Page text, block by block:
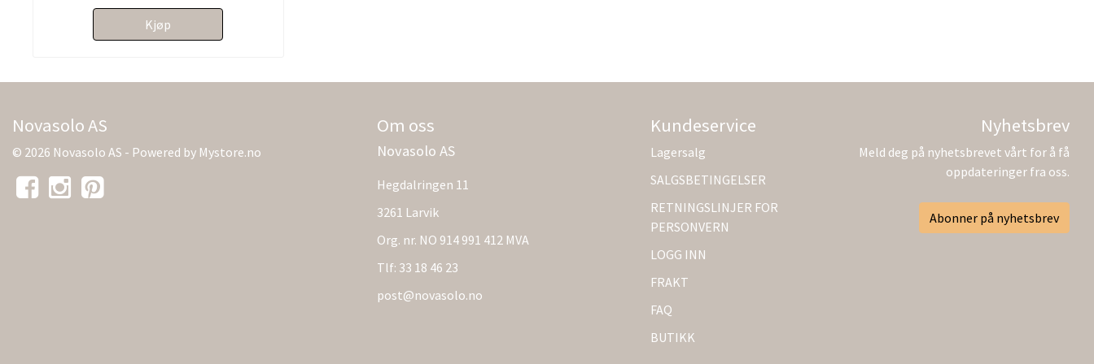
Kjøp
Novasolo AS
© 2026 Novasolo AS - Powered by Mystore.no
Om oss
Novasolo AS
Hegdalringen 11
3261 Larvik
Org. nr. NO 914 991 412 MVA
Tlf: 33 18 46 23
post@novasolo.no
Kundeservice
Lagersalg
SALGSBETINGELSER
RETNINGSLINJER FOR
PERSONVERN
LOGG INN
FRAKT
FAQ
BUTIKK
Nyhetsbrev
Meld deg på nyhetsbrevet vårt for å få
oppdateringer fra oss.
Abonner på nyhetsbrev